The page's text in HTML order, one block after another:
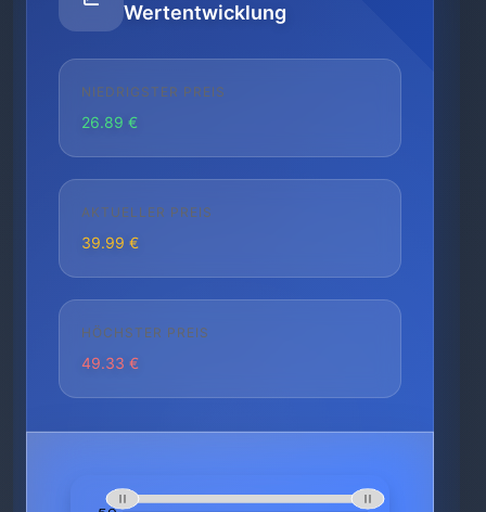
Wertentwicklung
NIEDRIGSTER PREIS
26.89 €
AKTUELLER PREIS
39.99 €
HÖCHSTER PREIS
49.33 €